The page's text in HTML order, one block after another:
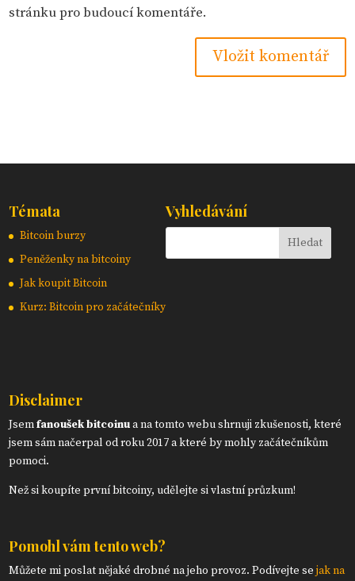
stránku pro budoucí komentáře.
Témata
Bitcoin burzy
Peněženky na bitcoiny
Jak koupit Bitcoin
Kurz: Bitcoin pro začátečníky
Vyhledávání
Disclaimer
Jsemfanoušek bitcoinua na tomto webu shrnuji zkušenosti, které
jsem sám načerpal od roku 2017 a které by mohly začátečníkům
pomoci.
Než si koupíte první bitcoiny, udělejte si vlastní průzkum!
Pomohl vám tento web?
Můžete mi poslat nějaké drobné na jeho provoz. Podívejte sejak na